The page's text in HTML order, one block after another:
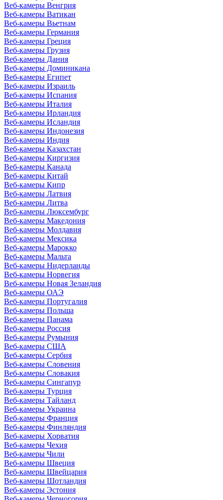
Веб-камеры Венгрия
Веб-камеры Ватикан
Веб-камеры Вьетнам
Веб-камеры Германия
Веб-камеры Греция
Веб-камеры Грузия
Веб-камеры Дания
Веб-камеры Доминикана
Веб-камеры Египет
Веб-камеры Израиль
Веб-камеры Испания
Веб-камеры Италия
Веб-камеры Ирландия
Веб-камеры Исландия
Веб-камеры Индонезия
Веб-камеры Индия
Веб-камеры Казахстан
Веб-камеры Киргизия
Веб-камеры Канада
Веб-камеры Китай
Веб-камеры Кипр
Веб-камеры Латвия
Веб-камеры Литва
Веб-камеры Люксембург
Веб-камеры Македония
Веб-камеры Молдавия
Веб-камеры Мексика
Веб-камеры Марокко
Веб-камеры Мальта
Веб-камеры Нидерланды
Веб-камеры Норвегия
Веб-камеры Новая Зеландия
Веб-камеры ОАЭ
Веб-камеры Португалия
Веб-камеры Польша
Веб-камеры Панама
Веб-камеры Россия
Веб-камеры Румыния
Веб-камеры США
Веб-камеры Сербия
Веб-камеры Словения
Веб-камеры Словакия
Веб-камеры Сингапур
Веб-камеры Турция
Веб-камеры Тайланд
Веб-камеры Украина
Веб-камеры Франция
Веб-камеры Финляндия
Веб-камеры Хорватия
Веб-камеры Чехия
Веб-камеры Чили
Веб-камеры Швеция
Веб-камеры Швейцария
Веб-камеры Шотландия
Веб-камеры Эстония